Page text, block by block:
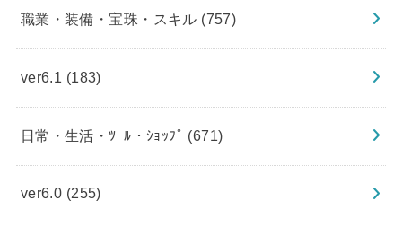
職業・装備・宝珠・スキル (757)
ver6.1 (183)
日常・生活・ﾂｰﾙ・ｼｮｯﾌﾟ (671)
ver6.0 (255)